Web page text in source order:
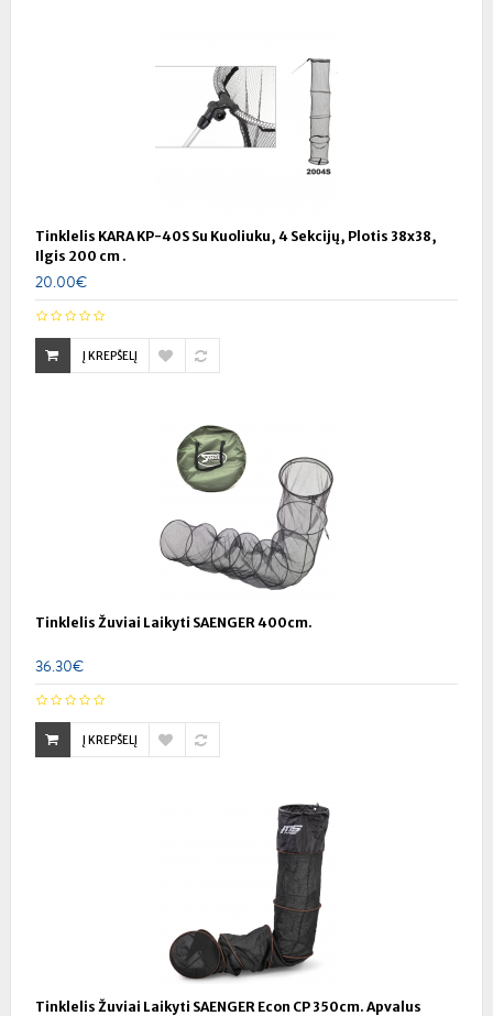
Tinklelis KARA KP-40S Su Kuoliuku, 4 Sekcijų, Plotis 38x38,
Ilgis 200 cm .
20.00€
Į KREPŠELĮ
Tinklelis Žuviai Laikyti SAENGER 400cm.
36.30€
Į KREPŠELĮ
Tinklelis Žuviai Laikyti SAENGER Econ CP 350cm. Apvalus